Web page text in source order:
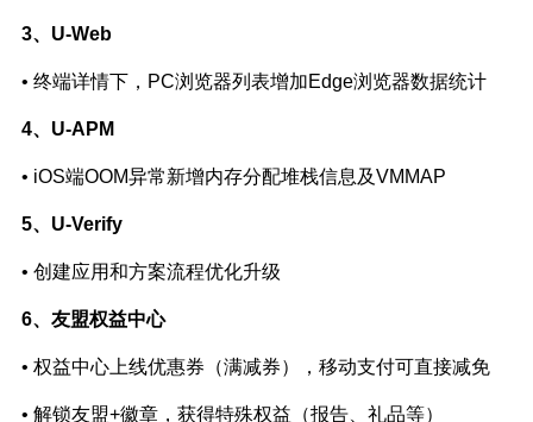
3、U-Web
• 终端详情下，PC浏览器列表增加Edge浏览器数据统计
4、U-APM
• iOS端OOM异常新增内存分配堆栈信息及VMMAP
5、U-Verify
• 创建应用和方案流程优化升级
6、友盟权益中心
• 权益中心上线优惠券（满减券），移动支付可直接减免
• 解锁友盟+徽章，获得特殊权益（报告、礼品等）